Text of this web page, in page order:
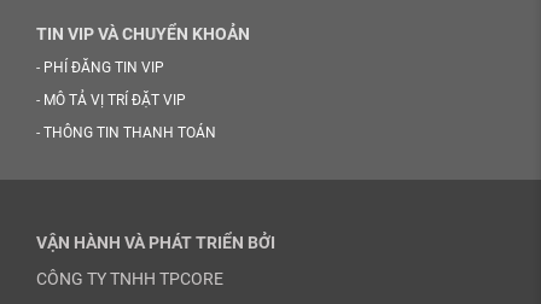
TIN VIP VÀ CHUYỂN KHOẢN
- PHÍ ĐĂNG TIN VIP
- MÔ TẢ VỊ TRÍ ĐẶT VIP
- THÔNG TIN THANH TOÁN
VẬN HÀNH VÀ PHÁT TRIỂN BỞI
CÔNG TY TNHH TPCORE